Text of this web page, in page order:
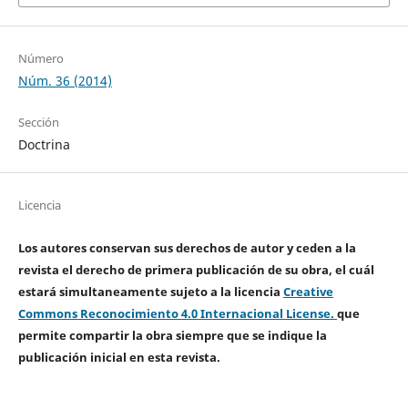
Número
Núm. 36 (2014)
Sección
Doctrina
Licencia
Los autores conservan sus derechos de autor y ceden a la
revista el derecho de primera publicación de su obra, el cuál
estará simultaneamente sujeto a la licencia Creative
Commons Reconocimiento 4.0 Internacional License. que
permite compartir la obra siempre que se indique la
publicación inicial en esta revista.